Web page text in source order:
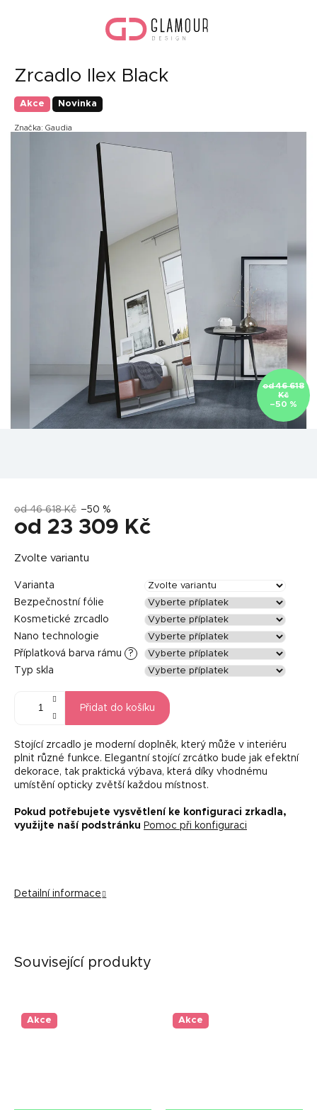
Zrcadlo Ilex Black
Akce Novinka
Značka: Gaudia
od 46 618
Kč
–50 %
od 46 618 Kč –50 %
od 23 309 Kč
cena:
Zvolte variantu
Varianta
Bezpečnostní fólie
Kosmetické zrcadlo
Nano technologie
Příplatková barva rámu
?
Typ skla
Přidat do košíku
Stojící zrcadlo je moderní doplněk, který může v interiéru
plnit různé funkce. Elegantní stojící zrcátko bude jak efektní
dekorace, tak praktická výbava, která díky vhodnému
umístění opticky zvětší každou místnost.
Pokud potřebujete vysvětlení ke konfiguraci zrkadla,
využijte naší podstránku Pomoc při konfiguraci
Detailní informace
Související produkty
Akce Akce